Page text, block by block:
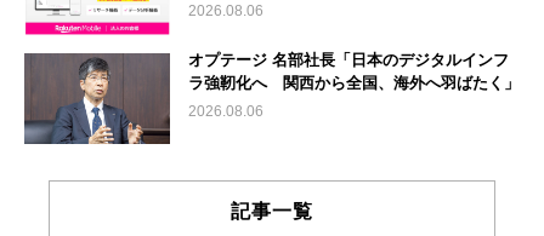
2026.08.06
オプテージ 名部社長「日本のデジタルインフ
ラ強靭化へ 関西から全国、海外へ羽ばたく」
2026.08.06
記事一覧